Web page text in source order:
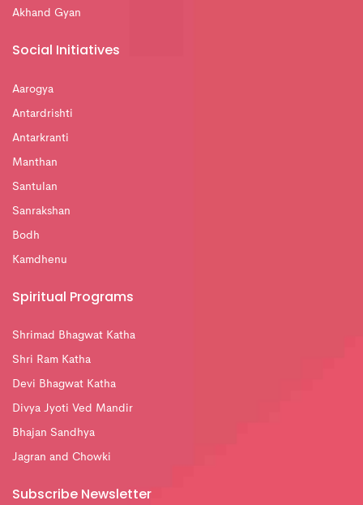
Akhand Gyan
Social Initiatives
Aarogya
Antardrishti
Antarkranti
Manthan
Santulan
Sanrakshan
Bodh
Kamdhenu
Spiritual Programs
Shrimad Bhagwat Katha
Shri Ram Katha
Devi Bhagwat Katha
Divya Jyoti Ved Mandir
Bhajan Sandhya
Jagran and Chowki
Subscribe Newsletter